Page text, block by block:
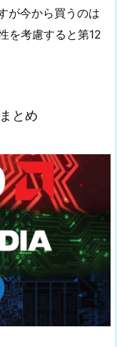
が今から買うのは
を考慮すると第12
とめ